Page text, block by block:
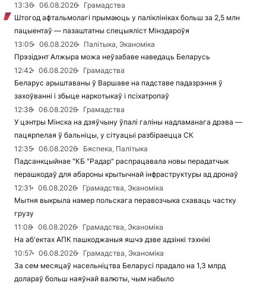
13:36
06.08.2026
Грамадства
Штогод афтальмолагі прымаюць у паліклініках больш за 2,5 млн
пацыентаў — пазаштатны спецыяліст Мінздароўя
13:05
06.08.2026
Палітыка, Эканоміка
Прэзідэнт Алжыра можа неўзабаве наведаць Беларусь
12:42
06.08.2026
Грамадства
Беларус арыштаваны ў Варшаве на падставе падазрэння ў
захоўванні і збыце наркотыкаў і псіхатропаў
12:38
06.08.2026
Грамадства
У цэнтры Мінска на дзяўчыну ўпалі галіны надламанага дрэва —
пацярпелая ў бальніцы, у сітуацыі разбіраецца СК
12:35
06.08.2026
Бяспека, Палітыка
Падсанкцыйнае "КБ "Радар" распрацавала новы перадатчык
перашкодаў для абароны крытычнай інфраструктуры ад дронаў
12:31
06.08.2026
Грамадства, Эканоміка
Мытня выкрыла намер польскага перавозчыка схаваць частку
грузу
11:08
06.08.2026
Грамадства, Эканоміка
На аб'ектах АПК пашкоджаныя яшчэ дзве адзінкі тэхнікі
10:57
06.08.2026
Грамадства, Эканоміка
За сем месяцаў насельніцтва Беларусі прадало на 1,3 млрд
долараў больш наяўнай валюты, чым набыло